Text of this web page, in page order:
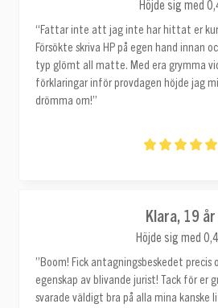
Höjde sig med
“Fattar inte att jag inte har hittat er
Försökte skriva HP på egen hand innan
typ glömt all matte. Med era grymma
förklaringar inför provdagen höjde jag
drömma om!”
Klara, 19 år
Höjde sig med
”Boom! Fick antagningsbeskedet precis
egenskap av blivande jurist! Tack för er
svarade väldigt bra på alla mina kanske